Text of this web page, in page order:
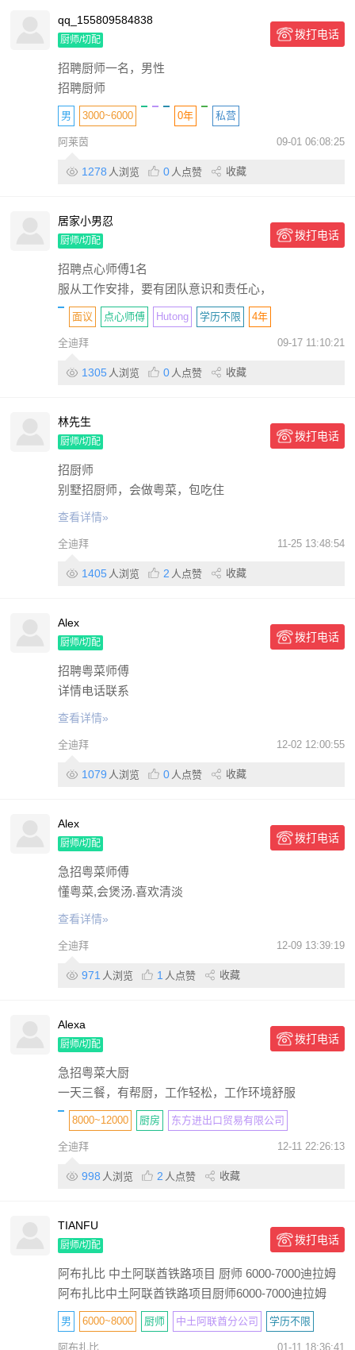
qq_155809584838
厨师/切配 拨打电话
招聘厨师一名，男性
招聘厨师
男 3000~6000 0年 私营
阿莱茵 09-01 06:08:25
1278 人浏览 0 人点赞 收藏
居家小男忍
厨师/切配 拨打电话
招聘点心师傅1名
服从工作安排，要有团队意识和责任心，
面议 点心师傅 Hutong 学历不限 4年
包住包吃
全迪拜 09-17 11:10:21
1305 人浏览 0 人点赞 收藏
林先生
厨师/切配 拨打电话
招厨师
别墅招厨师，会做粤菜，包吃住
查看详情»
全迪拜 11-25 13:48:54
1405 人浏览 2 人点赞 收藏
Alex
厨师/切配 拨打电话
招聘粤菜师傅
详情电话联系
查看详情»
全迪拜 12-02 12:00:55
1079 人浏览 0 人点赞 收藏
Alex
厨师/切配 拨打电话
急招粤菜师傅
懂粤菜,会煲汤.喜欢清淡
查看详情»
全迪拜 12-09 13:39:19
971 人浏览 1 人点赞 收藏
Alexa
厨师/切配 拨打电话
急招粤菜大厨
一天三餐，有帮厨，工作轻松，工作环境舒服
8000~12000 厨房 东方进出口贸易有限公司
学历不限
全迪拜 12-11 22:26:13
998 人浏览 2 人点赞 收藏
TIANFU
厨师/切配 拨打电话
阿布扎比 中土阿联酋铁路项目 厨师 6000-7000迪拉姆
阿布扎比中土阿联酋铁路项目厨师6000-7000迪拉姆
男 6000~8000 厨师 中土阿联酋分公司 学历不限
阿布扎比 01-11 18:36:41